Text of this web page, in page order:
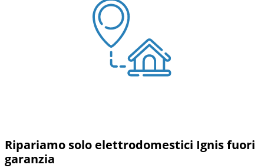
Ripariamo solo elettrodomestici Ignis fuori
garanzia